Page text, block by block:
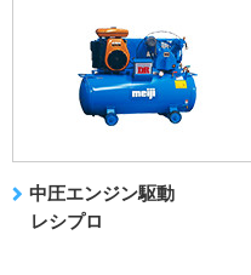
中圧エンジン駆動
レシプロ